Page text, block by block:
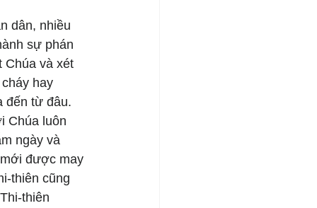
dân, nhiều
sự phán
Chúa và xét
hay
đến từ đâu.
Chúa luôn
ngày và
được may
thiên cũng
thiên